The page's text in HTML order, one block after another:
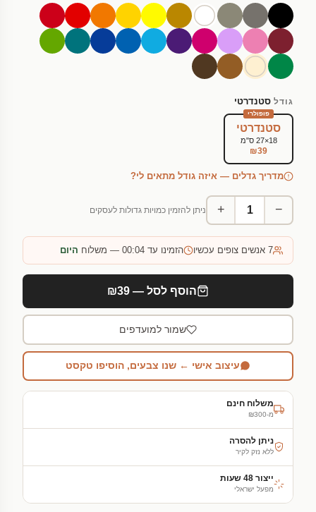
גודל סטנדרטי
פופולרי
סטנדרטי
18×27 ס"מ
₪39
מדריך גדלים — איזה גודל מתאים לי?
−
+ ניתן להזמין כמויות גדולות לעסקים
7 אנשים צופים עכשיו הזמינו עד 00:04 — משלוח היום
הוסף לסל — ₪39
שמור למועדפים
עיצוב אישי ← שנו צבעים, הוסיפו טקסט
משלוח חינם
מ-₪300
ניתן להסרה
ללא נזק לקיר
ייצור 48 שעות
מפעל ישראלי